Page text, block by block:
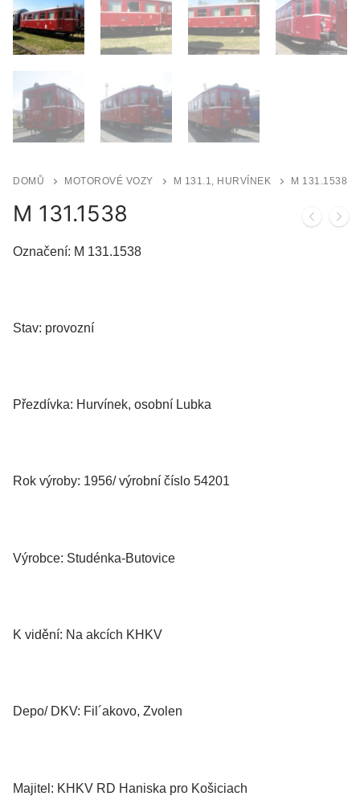
DOMŮ MOTOROVÉ VOZY M 131.1, HURVÍNEK M 131.1538
M 131.1538
Označení: M 131.1538
Stav: provozní
Přezdívka: Hurvínek, osobní Lubka
Rok výroby: 1956/ výrobní číslo 54201
Výrobce: Studénka-Butovice
K vidění: Na akcích KHKV
Depo/ DKV: Fil´akovo, Zvolen
Majitel: KHKV RD Haniska pro Košiciach